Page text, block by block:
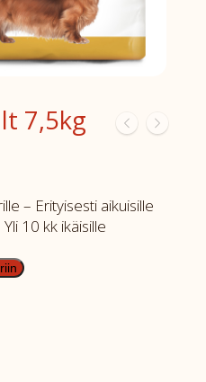
7,5kg
– Erityisesti aikuisille
10 kk ikäisille